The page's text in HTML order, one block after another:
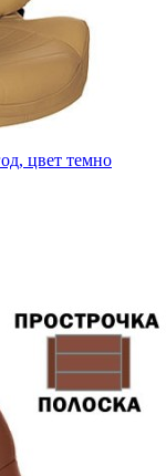
цвет темно